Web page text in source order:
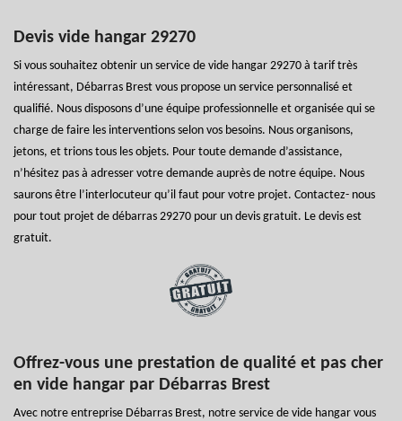
Devis vide hangar 29270
Si vous souhaitez obtenir un service de vide hangar 29270 à tarif très
intéressant, Débarras Brest vous propose un service personnalisé et
qualifié. Nous disposons d’une équipe professionnelle et organisée qui se
charge de faire les interventions selon vos besoins. Nous organisons,
jetons, et trions tous les objets. Pour toute demande d’assistance,
n’hésitez pas à adresser votre demande auprès de notre équipe. Nous
saurons être l’interlocuteur qu’il faut pour votre projet. Contactez- nous
pour tout projet de débarras 29270 pour un devis gratuit. Le devis est
gratuit.
Offrez-vous une prestation de qualité et pas cher
en vide hangar par Débarras Brest
Avec notre entreprise Débarras Brest, notre service de vide hangar vous